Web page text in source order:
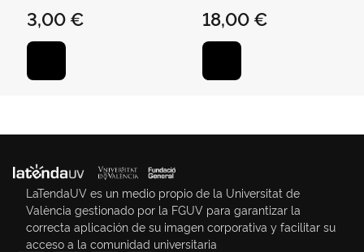
3,00 €
Hojas Gris
18,00 €
LaTendaUV es un medio propio de la Universitat de
València gestionado por la FGUV para garantizar la
correcta aplicación de su imagen corporativa y facilitar su
acceso a la comunidad universitaria